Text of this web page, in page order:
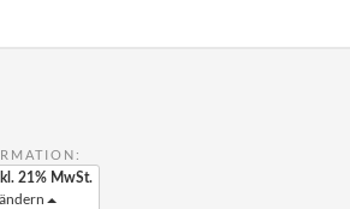
21% MwSt.